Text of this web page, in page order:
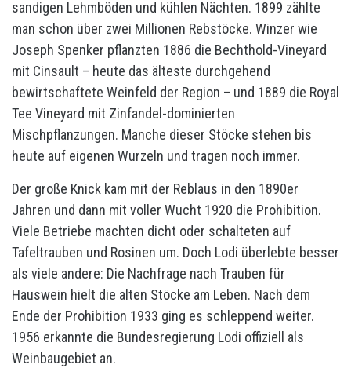
sandigen Lehmböden und kühlen Nächten. 1899 zählte
man schon über zwei Millionen Rebstöcke. Winzer wie
Joseph Spenker pflanzten 1886 die Bechthold-Vineyard
mit Cinsault – heute das älteste durchgehend
bewirtschaftete Weinfeld der Region – und 1889 die Royal
Tee Vineyard mit Zinfandel-dominierten
Mischpflanzungen. Manche dieser Stöcke stehen bis
heute auf eigenen Wurzeln und tragen noch immer.
Der große Knick kam mit der Reblaus in den 1890er
Jahren und dann mit voller Wucht 1920 die Prohibition.
Viele Betriebe machten dicht oder schalteten auf
Tafeltrauben und Rosinen um. Doch Lodi überlebte besser
als viele andere: Die Nachfrage nach Trauben für
Hauswein hielt die alten Stöcke am Leben. Nach dem
Ende der Prohibition 1933 ging es schleppend weiter.
1956 erkannte die Bundesregierung Lodi offiziell als
Weinbaugebiet an.